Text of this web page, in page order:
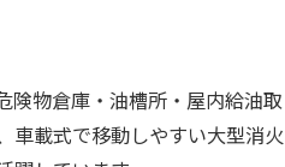
険物倉庫・油槽所・屋内給油取
車載式で移動しやすい大型消火